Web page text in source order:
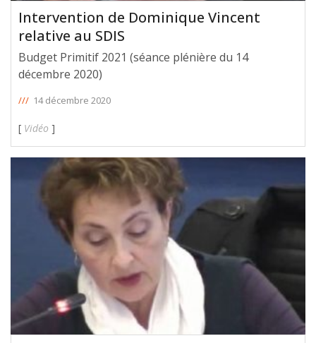
Intervention de Dominique Vincent
relative au SDIS
Budget Primitif 2021 (séance plénière du 14
décembre 2020)
/// 14 décembre 2020
[ Vidéo ]